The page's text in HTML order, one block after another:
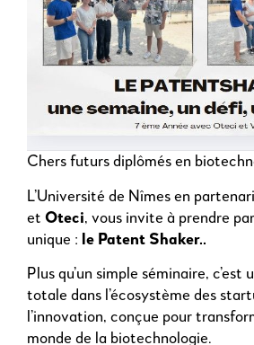
Chers futurs diplômés en
L’Université de Nîmes en
et Oteci, vous invite à prendre
unique : le Patent Shaker..
Plus qu’un simple séminaire, c’est
totale dans l’écosystème des
l’innovation, conçue pour
monde de la biotechnologie.